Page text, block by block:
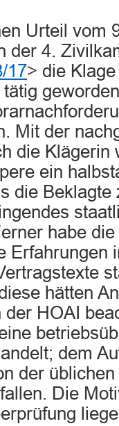
Urteil vom
der 4.
17> die
Mit der
die Klägerin
ein
die Beklagte
habe
Erfahrungen
hätten
HOAI
dem
der
Die